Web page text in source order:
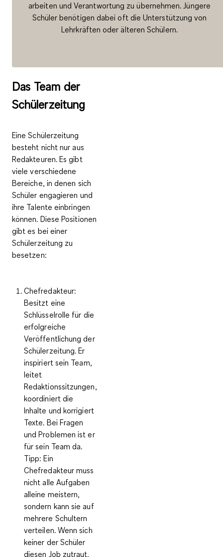
arbeiten und Verantwortung zu übernehmen. Jüngere
Schüler benötigen dabei oft die Unterstützung von
Lehrkräften oder älteren Schülern.
Das Team der
Schülerzeitung
Eine Schülerzeitung
besteht nicht nur aus
Redakteuren. Es gibt
viele verschiedene
Bereiche, in denen sich
Schüler engagieren und
ihre Talente einbringen
können. Diese Positionen
gibt es bei einer
Schülerzeitung zu
besetzen:
Chefredakteur:
Besitzt eine
Schlüsselrolle für die
erfolgreiche
Veröffentlichung der
Schülerzeitung. Er
inspiriert sein Team,
leitet
Redaktionssitzungen,
koordiniert die
Inhalte und korrigiert
Texte. Bei Fragen
und Problemen ist er
für sein Team da.
Tipp:Ein
Chefredakteur muss
nicht alle Aufgaben
alleine meistern,
sondern kann sie auf
mehrere Schultern
verteilen. Wenn sich
keiner der Schüler
diesen Job zutraut,